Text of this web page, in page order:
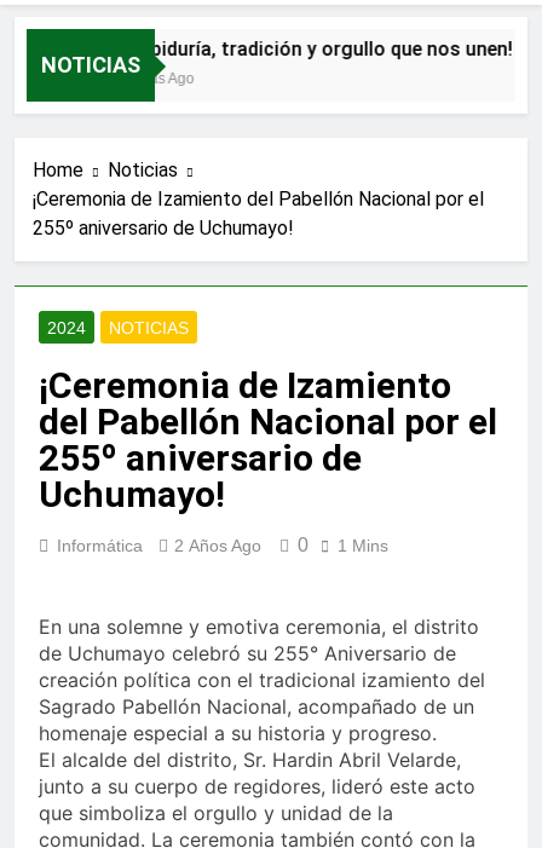
NOTICIAS
¡Sabiduría, tradición y orgullo que nos unen!
4 Días Ago
Home
Noticias
¡Ceremonia de Izamiento del Pabellón Nacional por el
255º aniversario de Uchumayo!
2024 NOTICIAS
¡Ceremonia de Izamiento
del Pabellón Nacional por el
255º aniversario de
Uchumayo!
Informática 2 Años Ago 0 1 Mins
En una solemne y emotiva ceremonia, el distrito
de Uchumayo celebró su 255° Aniversario de
creación política con el tradicional izamiento del
Sagrado Pabellón Nacional, acompañado de un
homenaje especial a su historia y progreso.
El alcalde del distrito, Sr. Hardin Abril Velarde,
junto a su cuerpo de regidores, lideró este acto
que simboliza el orgullo y unidad de la
comunidad. La ceremonia también contó con la